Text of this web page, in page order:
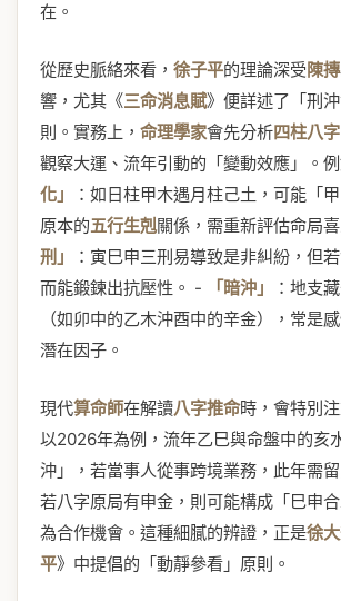
在。
從歷史脈絡來看， 徐子平的理論深受陳摶
響，尤其《三命消息賦》便詳述了「刑
則。實務上， 命理學家會先分析四柱八字
觀察大運、流年引動的「變動效應」。
化」
：如日柱甲木遇月柱己土，可能「
原本的五行生剋關係，需重新評估命局
刑」
：寅巳申三刑易導致是非糾紛，但
而能鍛鍊出抗壓性。 -
「暗沖」
：地支
（如卯中的乙木沖酉中的辛金），常是
潛在因子。
現代算命師在解讀八字推命時，會特別
以2026年為例，流年乙巳與命盤中的亥
沖」，若當事人從事跨境業務，此年需
若八字原局有申金，則可能構成「巳申
為合作機會。這種細膩的辨證，正是徐
平》中提倡的「動靜參看」原則。